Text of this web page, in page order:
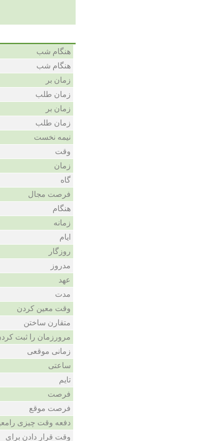
هنگام شب
هنگام شب
زمان بر
زمان طلب
زمان بر
زمان طلب
نیمه نخست
وقت
زمان
گاه
فرصت مجال
هنگام
زمانه
ایام
روزگار
مدروز
عهد
مدت
وقت معین کردن
متقارن ساختن
مرورزمان را ثبت
زمانی موقعی
ساعتی
تایم
فرصت
فرصت موقع
دفعه وقت چیزی
وقت قرار دادن برای